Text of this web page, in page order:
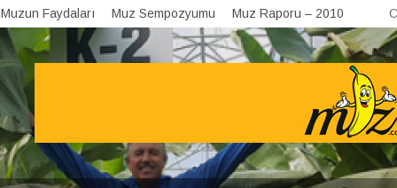
Muzun Faydaları Muz Sempozyumu Muz Raporu – 2010